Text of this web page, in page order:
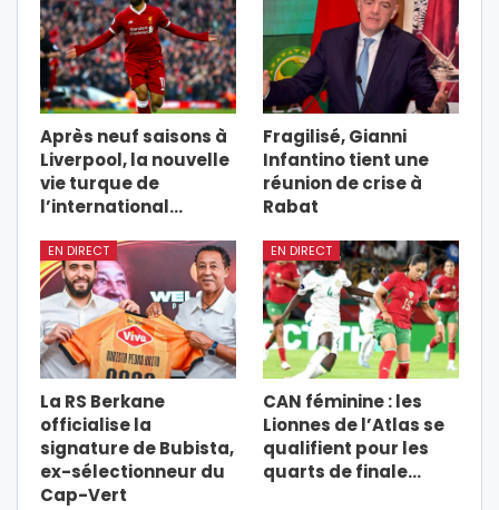
Après neuf saisons à
Liverpool, la nouvelle
vie turque de
l’international…
Fragilisé, Gianni
Infantino tient une
réunion de crise à
Rabat
EN DIRECT
La RS Berkane
officialise la
signature de Bubista,
ex-sélectionneur du
Cap-Vert
EN DIRECT
CAN féminine : les
Lionnes de l’Atlas se
qualifient pour les
quarts de finale…